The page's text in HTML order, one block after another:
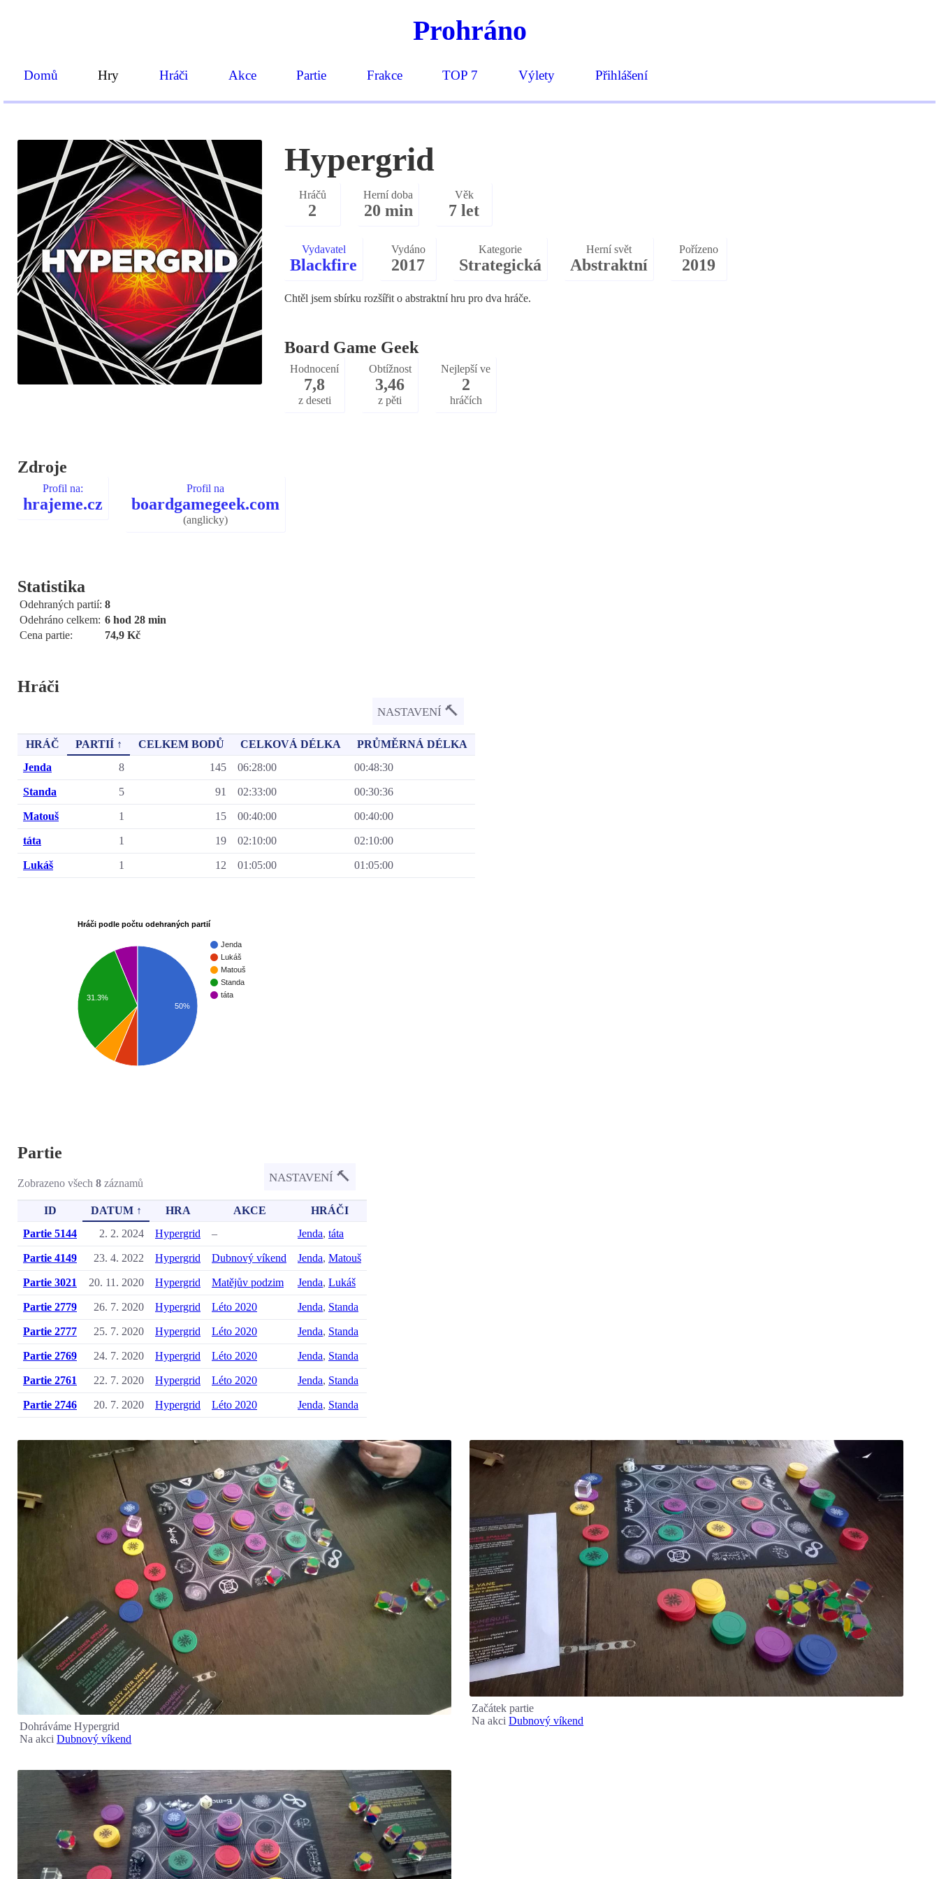
Prohráno
Domů Hry Hráči Akce Partie Frakce TOP 7 Výlety Přihlášení
Hypergrid
Hráčů
2
Herní doba
20 min
Věk
7 let
Vydavatel
Blackfire
Vydáno
2017
Kategorie
Strategická
Herní svět
Abstraktní
Pořízeno
2019
Chtěl jsem sbírku rozšířit o abstraktní hru pro dva hráče.
Board Game Geek
Hodnocení
7,8
z deseti
Obtížnost
3,46
z pěti
Nejlepší ve
2
hráčích
Zdroje
Profil na:
hrajeme.cz
Profil na
boardgamegeek.com
(anglicky)
Statistika
Odehraných partií: 8
Odehráno celkem: 6 hod 28 min
Cena partie:
74,9 Kč
Hráči
NASTAVENÍ 🔨
HRÁČ PARTIÍ ↑ CELKEM BODŮ CELKOVÁ DÉLKA
PRŮMĚRNÁ DÉLKA
Jenda
8 145 06:28:00 00:48:30
Standa 5 91 02:33:00 00:30:36
Matouš 1 15 00:40:00 00:40:00
táta 1 19 02:10:00 02:10:00
Lukáš 1 12 01:05:00 01:05:00
Hráči podle počtu odehraných partií
Jenda
Lukáš
Matouš
Standa
táta
31.3%
50%
Partie
Zobrazeno všech 8 záznamů NASTAVENÍ 🔨
ID DATUM ↑ HRA AKCE
HRÁČI
Partie 5144
2. 2. 2024 Hypergrid – Jenda, táta
Partie 4149 23. 4. 2022 Hypergrid Dubnový víkend Jenda, Matouš
Partie 3021 20. 11. 2020 Hypergrid Matějův podzim Jenda, Lukáš
Partie 2779 26. 7. 2020 Hypergrid Léto 2020 Jenda, Standa
Partie 2777 25. 7. 2020 Hypergrid Léto 2020 Jenda, Standa
Partie 2769 24. 7. 2020 Hypergrid Léto 2020 Jenda, Standa
Partie 2761 22. 7. 2020 Hypergrid Léto 2020 Jenda, Standa
Partie 2746 20. 7. 2020 Hypergrid Léto 2020 Jenda, Standa
Dohráváme Hypergrid
Na akciDubnový víkend
Začátek partie
Na akciDubnový víkend